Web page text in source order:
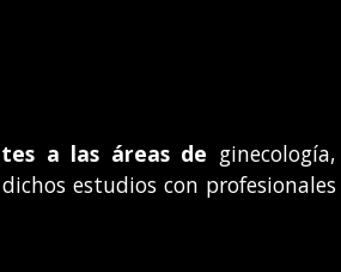
a las áreas de ginecología,
estudios con profesionales